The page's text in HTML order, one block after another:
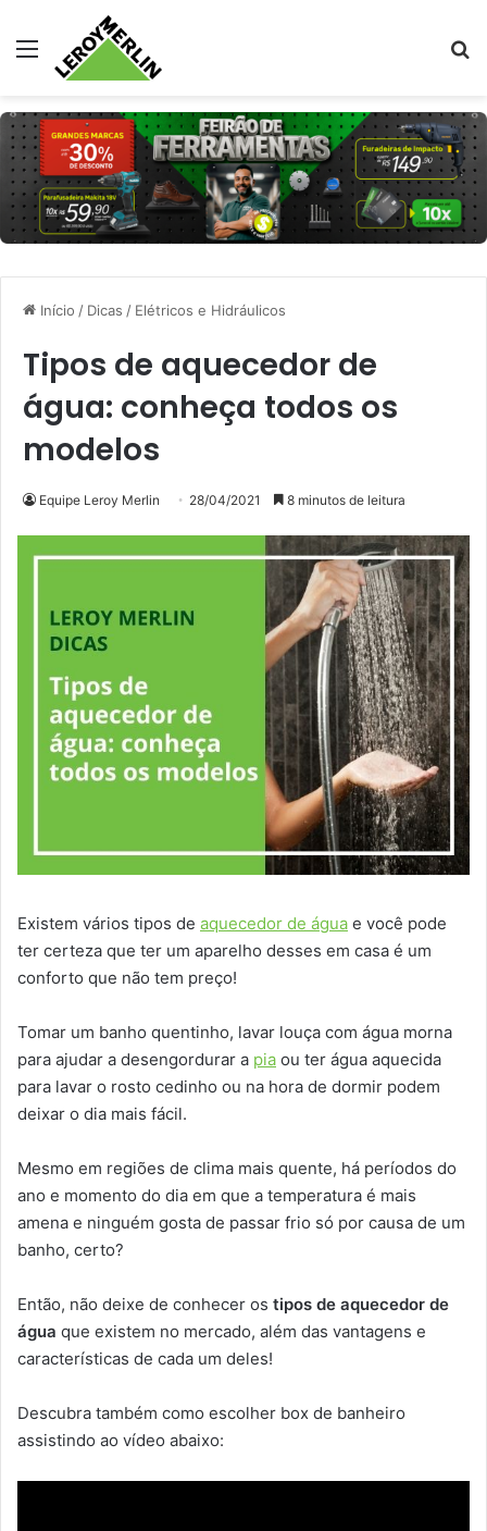
Menu
Início / Dicas / Elétricos e Hidráulicos
Tipos de aquecedor de
água: conheça todos os
modelos
Equipe Leroy Merlin 28/04/2021 8 minutos de leitura
Existem vários tipos de aquecedor de água e você pode
ter certeza que ter um aparelho desses em casa é um
conforto que não tem preço!
Tomar um banho quentinho, lavar louça com água morna
para ajudar a desengordurar a pia ou ter água aquecida
para lavar o rosto cedinho ou na hora de dormir podem
deixar o dia mais fácil.
Mesmo em regiões de clima mais quente, há períodos do
ano e momento do dia em que a temperatura é mais
amena e ninguém gosta de passar frio só por causa de um
banho, certo?
Então, não deixe de conhecer os tipos de aquecedor de
água que existem no mercado, além das vantagens e
características de cada um deles!
Descubra também como escolher box de banheiro
assistindo ao vídeo abaixo: